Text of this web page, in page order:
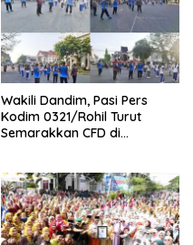
Wakili Dandim, Pasi Pers
Kodim 0321/Rohil Turut
Semarakkan CFD di